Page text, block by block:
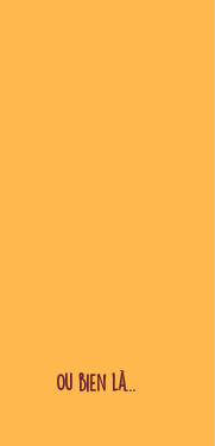
Ou bien là...